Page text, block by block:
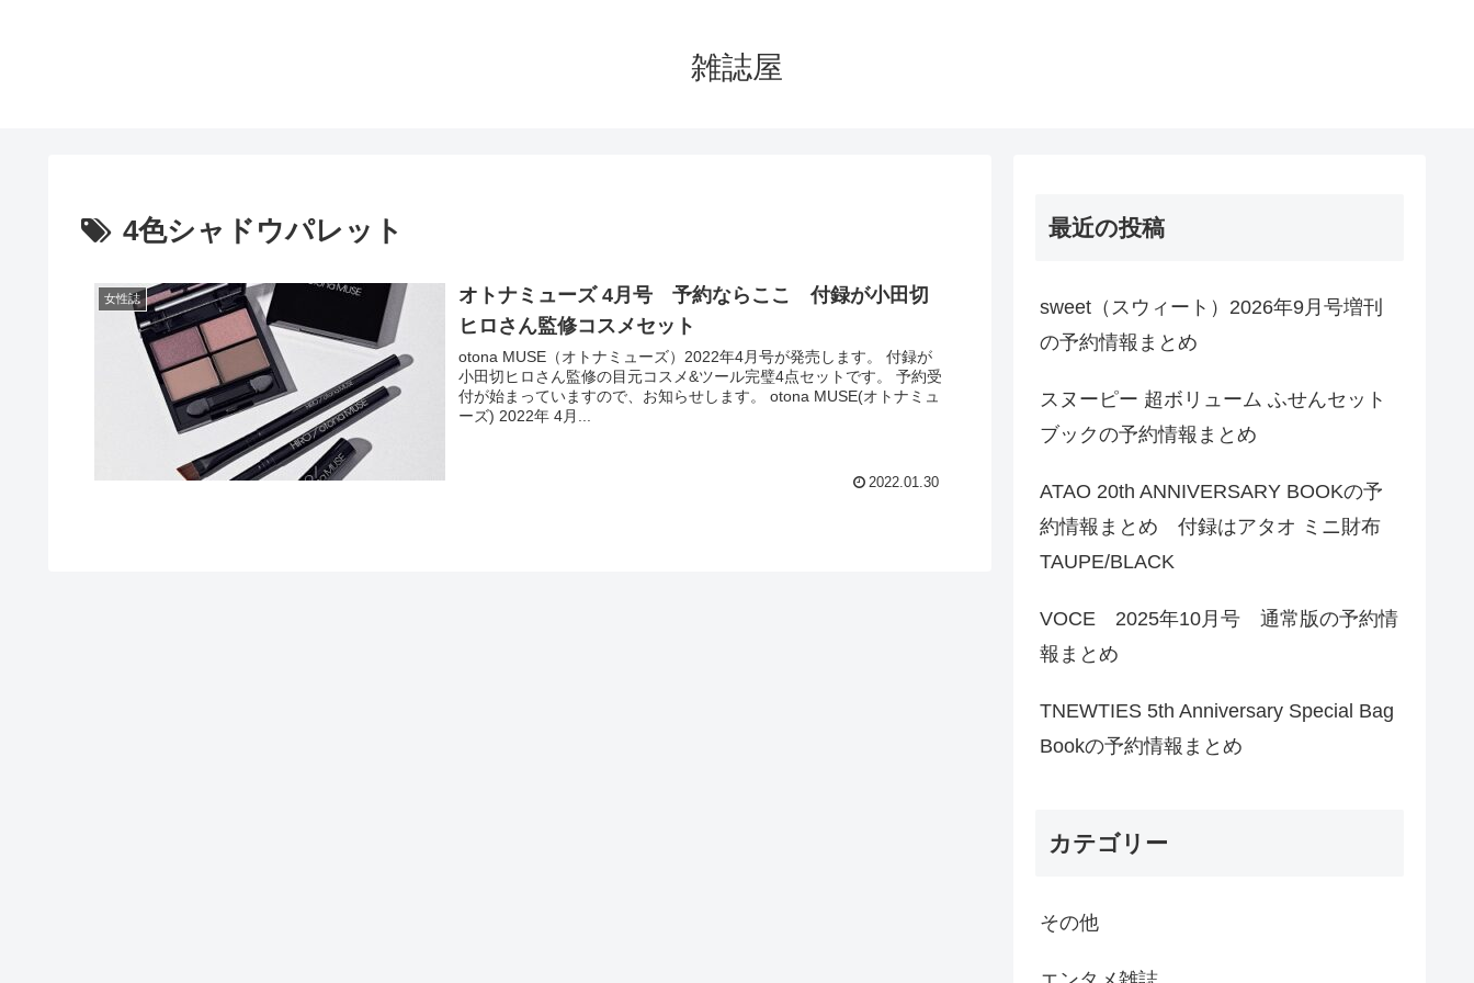
雑誌屋
4色シャドウパレット
女性誌
オトナミューズ 4月号 予約ならここ 付録が小田切
ヒロさん監修コスメセット
otona MUSE（オトナミューズ）2022年4月号が発売します。 付録が
小田切ヒロさん監修の目元コスメ&ツール完璧4点セットです。 予約受
付が始まっていますので、お知らせします。 otona MUSE(オトナミュ
ーズ) 2022年 4月...
2022.01.30
最近の投稿
sweet（スウィート）2026年9月号増刊
の予約情報まとめ
スヌーピー 超ボリューム ふせんセット
ブックの予約情報まとめ
ATAO 20th ANNIVERSARY BOOKの予
約情報まとめ 付録はアタオ ミニ財布
TAUPE/BLACK
VOCE 2025年10月号 通常版の予約情
報まとめ
TNEWTIES 5th Anniversary Special Bag
Bookの予約情報まとめ
カテゴリー
その他